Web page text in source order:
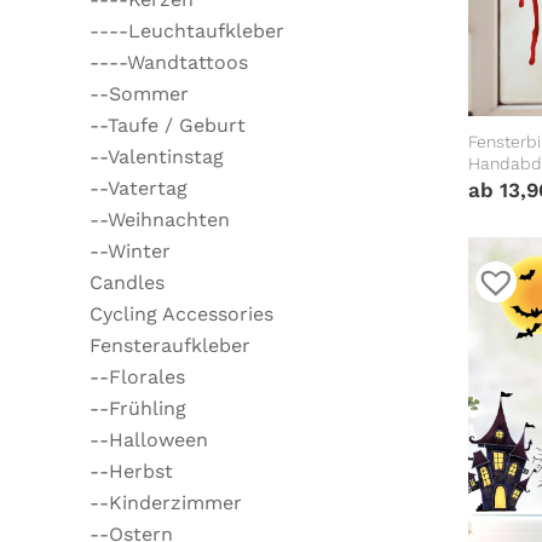
----Leuchtaufkleber
----Wandtattoos
--Sommer
--Taufe / Geburt
--Valentinstag
--Vatertag
--Weihnachten
--Winter
Candles
Cycling Accessories
Fensteraufkleber
--Florales
--Frühling
--Halloween
--Herbst
--Kinderzimmer
--Ostern
ab